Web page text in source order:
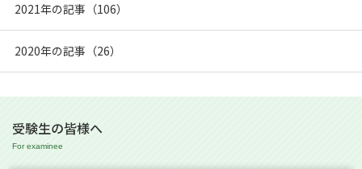
2021年の記事（106）
2020年の記事（26）
受験生の皆様へ